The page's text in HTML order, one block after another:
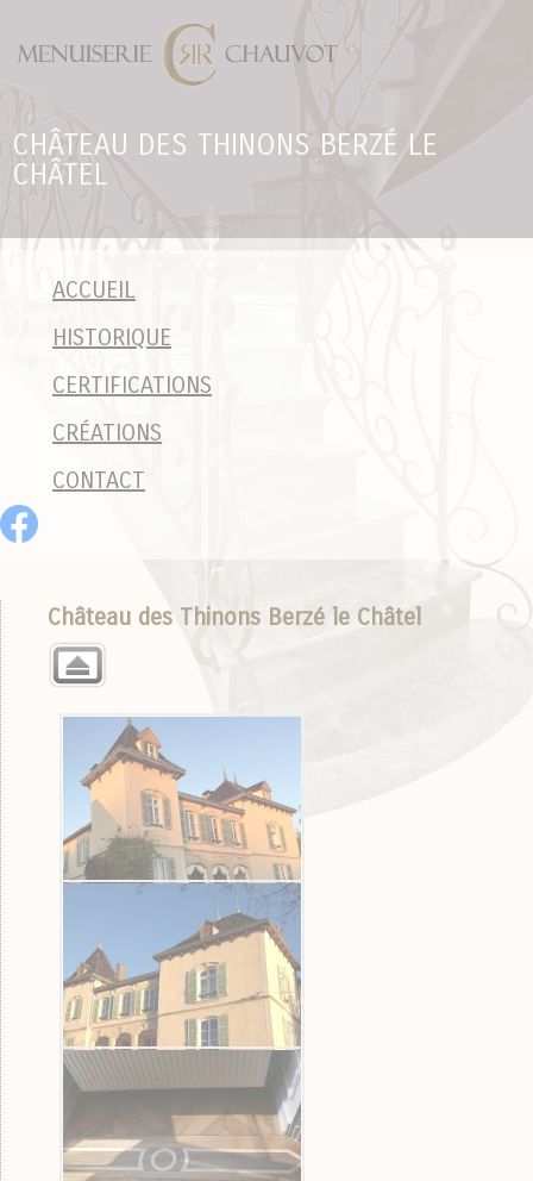
CHÂTEAU DES THINONS BERZÉ LE
CHÂTEL
ACCUEIL
HISTORIQUE
CERTIFICATIONS
CRÉATIONS
CONTACT
Château des Thinons Berzé le Châtel